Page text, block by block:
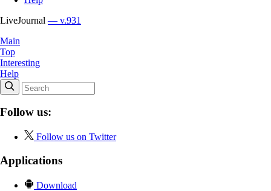
LiveJournal — v.931
Main
Top
Interesting
Help
Follow us:
Follow us on Twitter
Applications
Download